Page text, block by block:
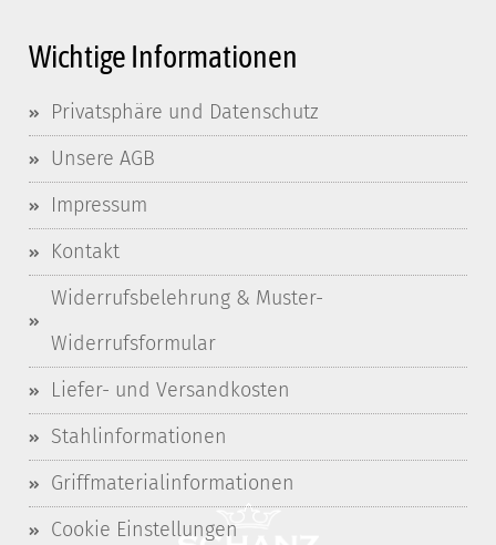
Wichtige Informationen
Privatsphäre und Datenschutz
Unsere AGB
Impressum
Kontakt
Widerrufsbelehrung & Muster-
Widerrufsformular
Liefer- und Versandkosten
Stahlinformationen
Griffmaterialinformationen
Cookie Einstellungen